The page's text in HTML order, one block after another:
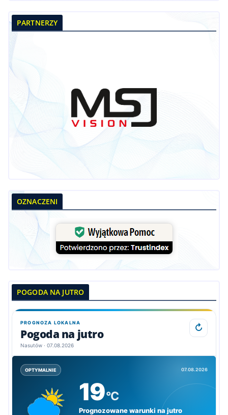
PARTNERZY
OZNACZENI
POGODA NA JUTRO
PROGNOZA LOKALNA
Pogoda na jutro
Nasutów · 07.08.2026
↻
OPTYMALNIE 07.08.2026
19°C
Prognozowane warunki na jutro